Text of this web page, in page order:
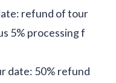
refund of tour
5% processing f
date: 50% refund